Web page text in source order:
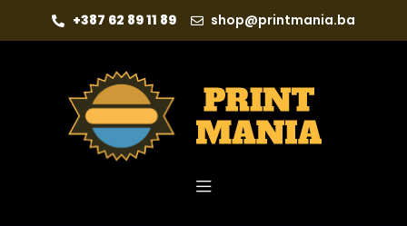
+387 62 89 11 89 shop@printmania.ba